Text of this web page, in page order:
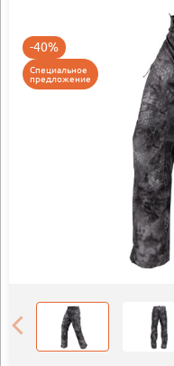
-40%
Специальное
предложение